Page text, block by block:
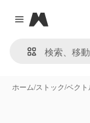
Close menu
Magnific
ホーム/ストック/ベクト